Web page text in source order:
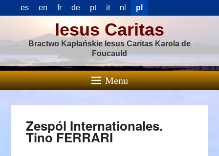
es en fr de pt it nl pl
Iesus Caritas
Bractwo Kapłańskie Iesus Caritas Karola de
Foucauld
Menu
Zespól Internationales.
Tino FERRARI